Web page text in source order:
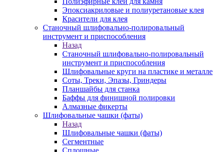
Эпоксиакриловые и полиуретановые клея
Красители для клея
Станочный шлифовально-полировальный
инструмент и приспособления
Назад
Станочный шлифовально-полировальный
инструмент и приспособления
Шлифовальные круги на пластике и металле
Соты, Треки, Эпазы, Гриндеры
Планшайбы для станка
Баффы для финишной полировки
Алмазные фикерты
Шлифовальные чашки (фаты)
Назад
Шлифовальные чашки (фаты)
Сегментные
Сплошные